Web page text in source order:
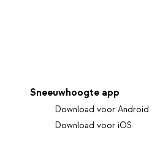
Sneeuwhoogte app
Download voor Android
Download voor iOS